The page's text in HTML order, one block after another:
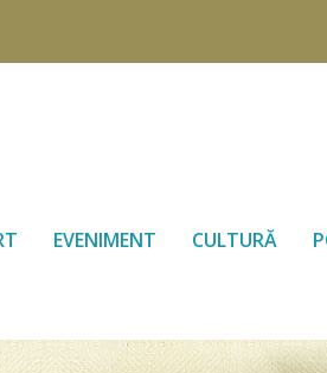
EVENIMENT CULTURĂ